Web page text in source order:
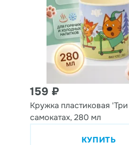
159 ₽
Кружка пластиковая
самокатах, 280 мл
КУПИТЬ